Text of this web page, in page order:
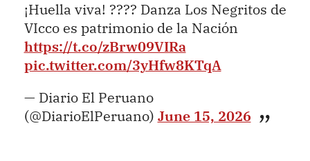
¡Huella viva! ???? Danza Los Negritos de
VIcco es patrimonio de la Nación
https://t.co/zBrw09VIRa
pic.twitter.com/3yHfw8KTqA
— Diario El Peruano
(@DiarioElPeruano) June 15, 2026